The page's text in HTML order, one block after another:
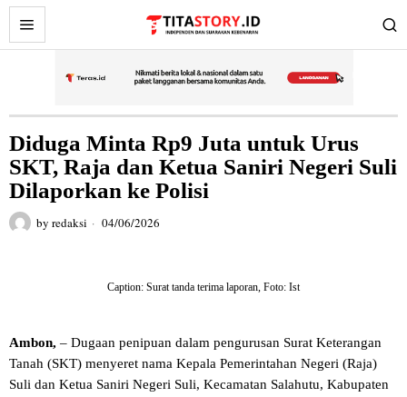
Diduga Minta Rp9 Juta untuk Urus
SKT, Raja dan Ketua Saniri Negeri Suli
Dilaporkan ke Polisi
by redaksi 04/06/2026
Caption: Surat tanda terima laporan, Foto: Ist
Ambon, – Dugaan penipuan dalam pengurusan Surat Keterangan
Tanah (SKT) menyeret nama Kepala Pemerintahan Negeri (Raja)
Suli dan Ketua Saniri Negeri Suli, Kecamatan Salahutu, Kabupaten